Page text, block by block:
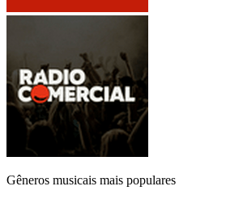
Gêneros musicais mais populares